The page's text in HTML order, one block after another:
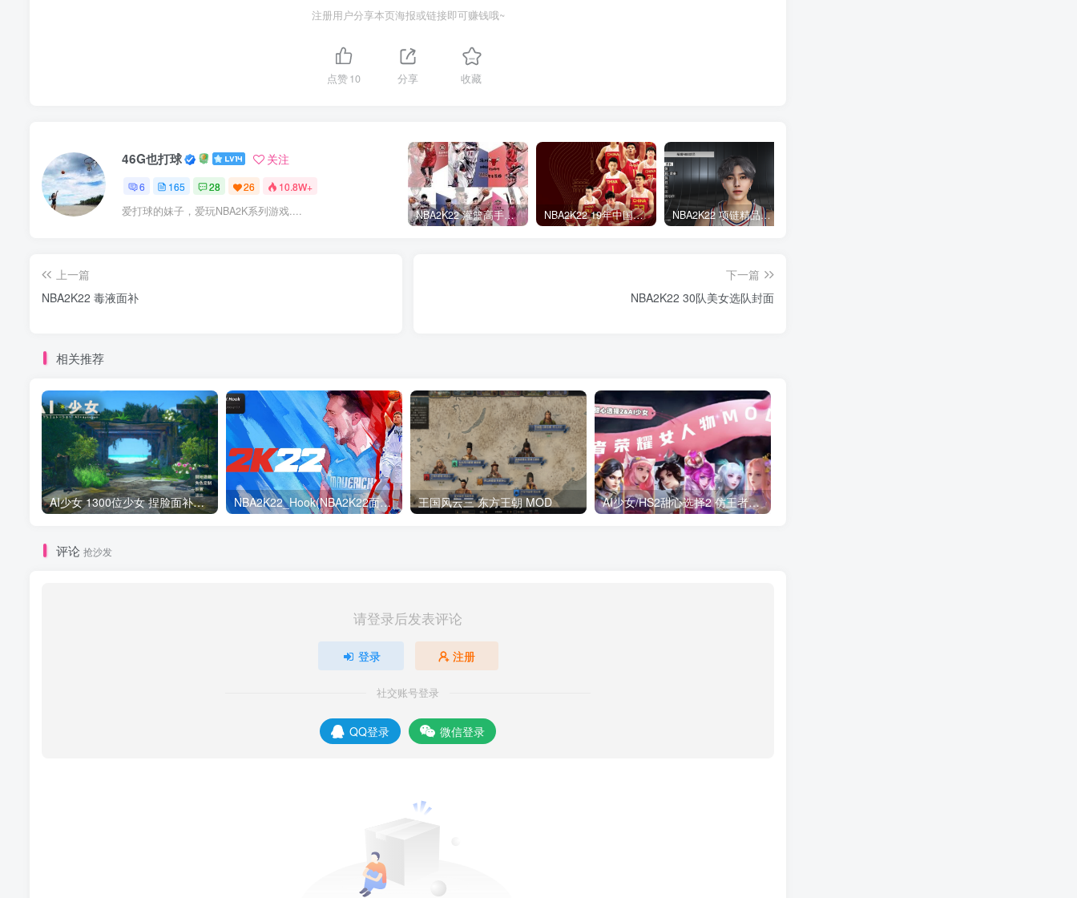
注册用户分享本页海报或链接即可赚钱哦~
点赞10 分享 收藏
46G也打球 关注
6 165 28 26 10.8W+
爱打球的妹子，爱玩NBA2K系列游戏.... NBA2K22 灌篮高手面补合集 NBA2K22 19年中国队面补合集 NBA2K22 项链精品蔡徐坤面补
上一篇
NBA2K22 毒液面补
下一篇
NBA2K22 30队美女选队封面
相关推荐
AI少女 1300位少女 捏脸面补数据整合包 总有一位是你想要的 NBA2K22_Hook(NBA2K22面补加载器) NBA2K_Hook 王国风云三 东方王朝 MOD AI少女/HS2甜心选择2 仿王者荣耀人物卡全合集打包
评论 抢沙发
请登录后发表评论
登录 注册
社交账号登录
QQ登录 微信登录